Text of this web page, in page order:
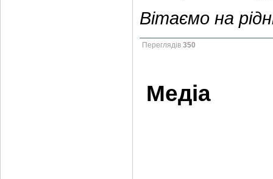
Вітаємо на
Переглядів 350
Медіа